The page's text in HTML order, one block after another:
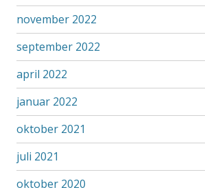
november 2022
september 2022
april 2022
januar 2022
oktober 2021
juli 2021
oktober 2020